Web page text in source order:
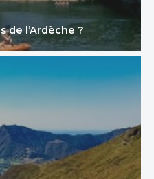
de l’Ardèche ?